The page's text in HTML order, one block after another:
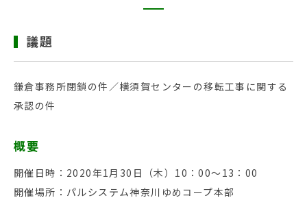
議題
鎌倉事務所閉鎖の件／横須賀センターの移転工事に関する
承認の件
概要
開催日時：2020年1月30日（木）10：00～13：00
開催場所：パルシステム神奈川ゆめコープ本部